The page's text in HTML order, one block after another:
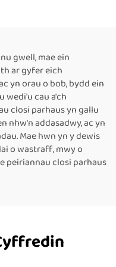
Tôgio Band Parhaus
Thermol
gwell, mae ein
ar gyfer eich
yn orau o bob, bydd ein
wedi'u cau a'ch
closi parhaus yn gallu
nhw'n addasadwy, ac yn
Mae hwn yn y dewis
o wastraff, mwy o
peiriannau closi parhaus